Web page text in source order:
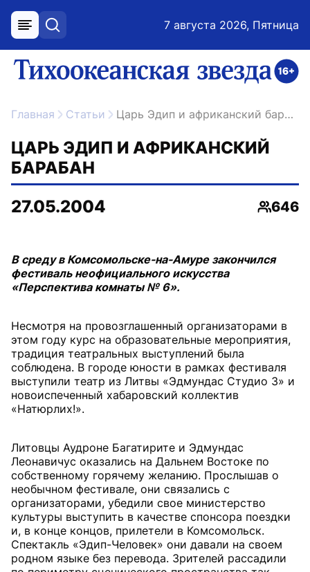
меню поиск 7 августа 2026, Пятница
ссылка на главную
Главная Статьи Царь Эдип и африканский барабан
ЦАРЬ ЭДИП И АФРИКАНСКИЙ
БАРАБАН
27.05.2004
646
В среду в Комсомольске-на-Амуре закончился
фестиваль неофициального искусства
«Перспектива комнаты № 6».
Несмотря на провозглашенный организаторами в
этом году курс на образовательные мероприятия,
традиция театральных выступлений была
соблюдена. В городе юности в рамках фестиваля
выступили театр из Литвы «Эдмундас Студио 3» и
новоиспеченный хабаровский коллектив
«Натюрлих!».
Литовцы Аудроне Багатирите и Эдмундас
Леонавичус оказались на Дальнем Востоке по
собственному горячему желанию. Прослышав о
необычном фестивале, они связались с
организаторами, убедили свое министерство
культуры выступить в качестве спонсора поездки
и, в конце концов, прилетели в Комсомольск.
Спектакль «Эдип-Человек» они давали на своем
родном языке без перевода. Зрителей рассадили